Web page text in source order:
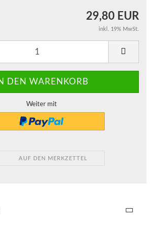
29,80 EUR
inkl. 19% MwSt.
Weiter mit
AUF DEN MERKZETTEL